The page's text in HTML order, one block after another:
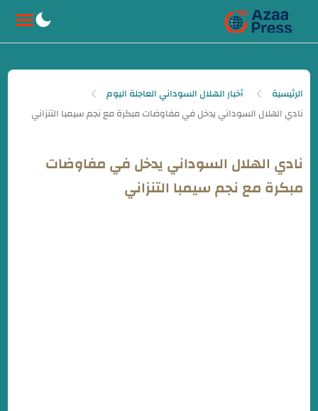
الرئيسية أخبار الهلال السوداني العاجلة اليوم
نادي الهلال السوداني يدخل في مفاوضات
مبكرة مع نجم سيمبا التنزاني